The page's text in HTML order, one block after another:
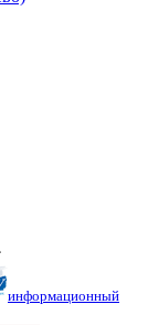
информационный